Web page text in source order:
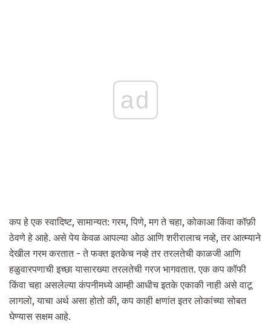
ad
कप हे एक स्वादिष्ट, सामान्यत: गरम, पिणे, मग ते चहा, कोकाआ किंवा कॉफ़ी
ठेवणे हे आहे. असे पेय केवळ आपल्या ओठ आणि शरीरालाच नव्हे, तर आत्म्याने
देखील गरम करतात - ते फक्त इतकेच नव्हे तर तरलतेची काळजी आणि
हळुवारपणाची इच्छा यासारख्या तरलतेची गरज भागवतात. एक कप कॉफी
किंवा चहा असलेल्या कंपनीमध्ये आम्ही आधीच इतके एकाकी नाही असे वाटू
लागलो, याचा अर्थ असा होतो की, कप काही क्षणांत इतर लोकांच्या सोबत
घेण्यास सक्षम आहे.